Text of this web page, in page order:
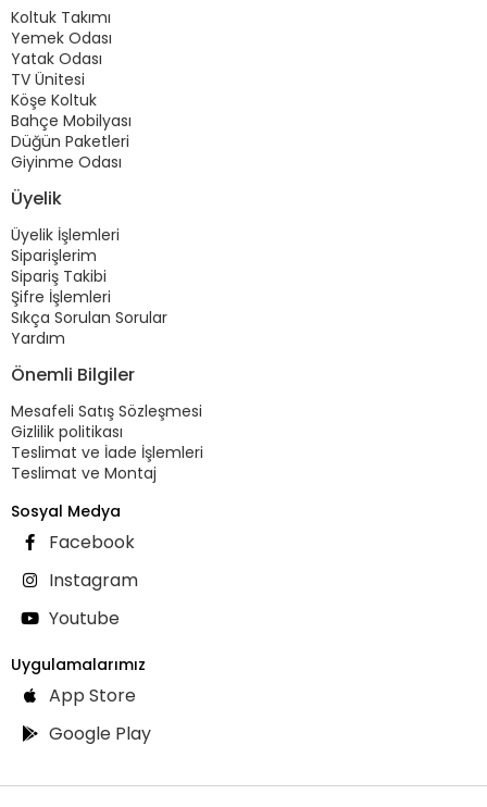
Koltuk Takımı
Yemek Odası
Yatak Odası
TV Ünitesi
Köşe Koltuk
Bahçe Mobilyası
Düğün Paketleri
Giyinme Odası
Üyelik
Üyelik İşlemleri
Siparişlerim
Sipariş Takibi
Şifre İşlemleri
Sıkça Sorulan Sorular
Yardım
Önemli Bilgiler
Mesafeli Satış Sözleşmesi
Gizlilik politikası
Teslimat ve İade İşlemleri
Teslimat ve Montaj
Sosyal Medya
Facebook
Instagram
Youtube
Uygulamalarımız
App Store
Google Play